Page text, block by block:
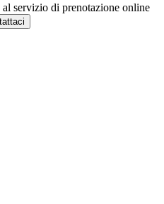
servizio di prenotazione online